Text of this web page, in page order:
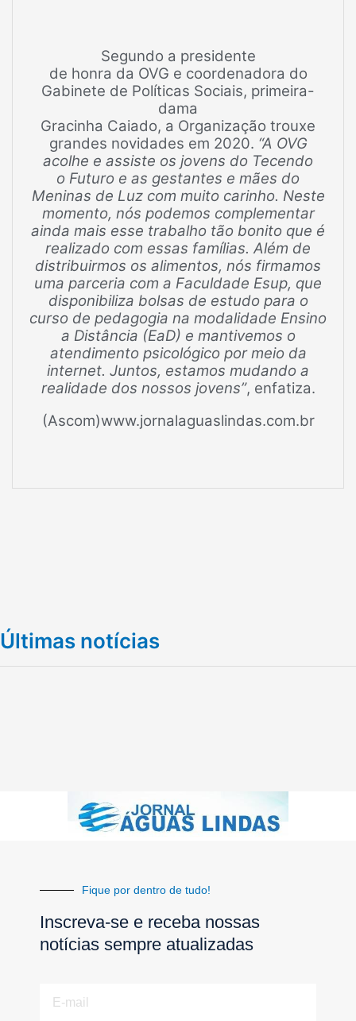
Segundo a presidente
de honra da OVG e coordenadora do
Gabinete de Políticas Sociais, primeira-
dama
Gracinha Caiado, a Organização trouxe
grandes novidades em 2020. “A OVG
acolhe e assiste os jovens do Tecendo
o Futuro e as gestantes e mães do
Meninas de Luz com muito carinho. Neste
momento, nós podemos complementar
ainda mais esse trabalho tão bonito que é
realizado com essas famílias. Além de
distribuirmos os alimentos, nós firmamos
uma parceria com a Faculdade Esup, que
disponibiliza bolsas de estudo para o
curso de pedagogia na modalidade Ensino
a Distância (EaD) e mantivemos o
atendimento psicológico por meio da
internet. Juntos, estamos mudando a
realidade dos nossos jovens”, enfatiza.
(Ascom)www.jornalaguaslindas.com.br
Últimas notícias
Fique por dentro de tudo!
Inscreva-se e receba nossas
notícias sempre atualizadas
mail